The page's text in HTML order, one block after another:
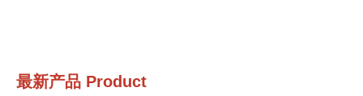
最新产品 Product